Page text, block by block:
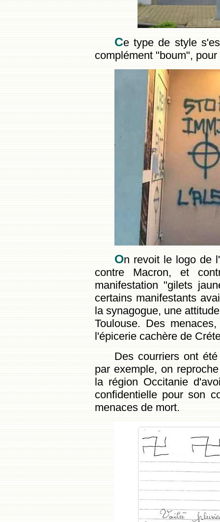
Ce type de style
complément "boum",
On revoit le logo de
contre Macron, et
manifestation "gilets
certains manifestants
la synagogue, une
Toulouse. Des
l'épicerie cachère de
Des courriers ont
par exemple, on
la région Occitanie
confidentielle pour son
menaces de mort.